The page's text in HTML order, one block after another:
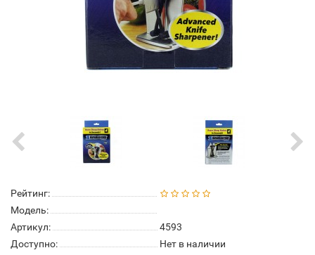
Рейтинг:
Модель:
Артикул:
4593
Доступно:
Нет в наличии